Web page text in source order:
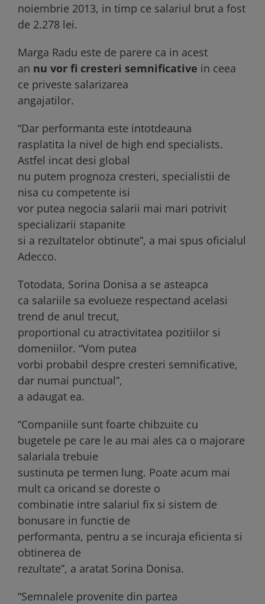
noiembrie 2013, in timp ce salariul brut a fost
de 2.278 lei.
Marga Radu este de parere ca in acest
an nu vor fi cresteri semnificative in ceea
ce priveste salarizarea
angajatilor.
“Dar performanta este intotdeauna
rasplatita la nivel de high end specialists.
Astfel incat desi global
nu putem prognoza cresteri, specialistii de
nisa cu competente isi
vor putea negocia salarii mai mari potrivit
specializarii stapanite
si a rezultatelor obtinute”, a mai spus oficialul
Adecco.
Totodata, Sorina Donisa a se asteapca
ca salariile sa evolueze respectand acelasi
trend de anul trecut,
proportional cu atractivitatea pozitiilor si
domeniilor. “Vom putea
vorbi probabil despre cresteri semnificative,
dar numai punctual”,
a adaugat ea.
“Companiile sunt foarte chibzuite cu
bugetele pe care le au mai ales ca o majorare
salariala trebuie
sustinuta pe termen lung. Poate acum mai
mult ca oricand se doreste o
combinatie intre salariul fix si sistem de
bonusare in functie de
performanta, pentru a se incuraja eficienta si
obtinerea de
rezultate”, a aratat Sorina Donisa.
“Semnalele provenite din partea